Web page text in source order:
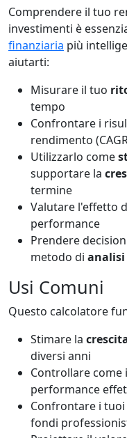
Comprendere il tuo
investimenti è
finanziaria più
aiutarti:
Misurare il tuo
tempo
Confrontare i
rendimento
Utilizzarlo come
supportare la
termine
Valutare l'effetto
performance
Prendere
metodo di
Usi Comuni
Questo calcolatore
Stimare la
diversi anni
Controllare come i
performance
Confrontare i
fondi